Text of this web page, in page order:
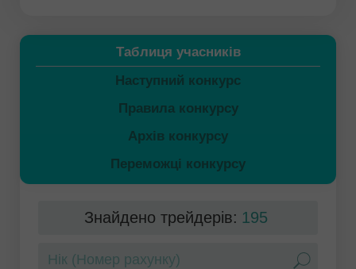
Таблиця учасників
Наступний конкурс
Правила конкурсу
Архів конкурсу
Переможці конкурсу
Знайдено трейдерів: 195